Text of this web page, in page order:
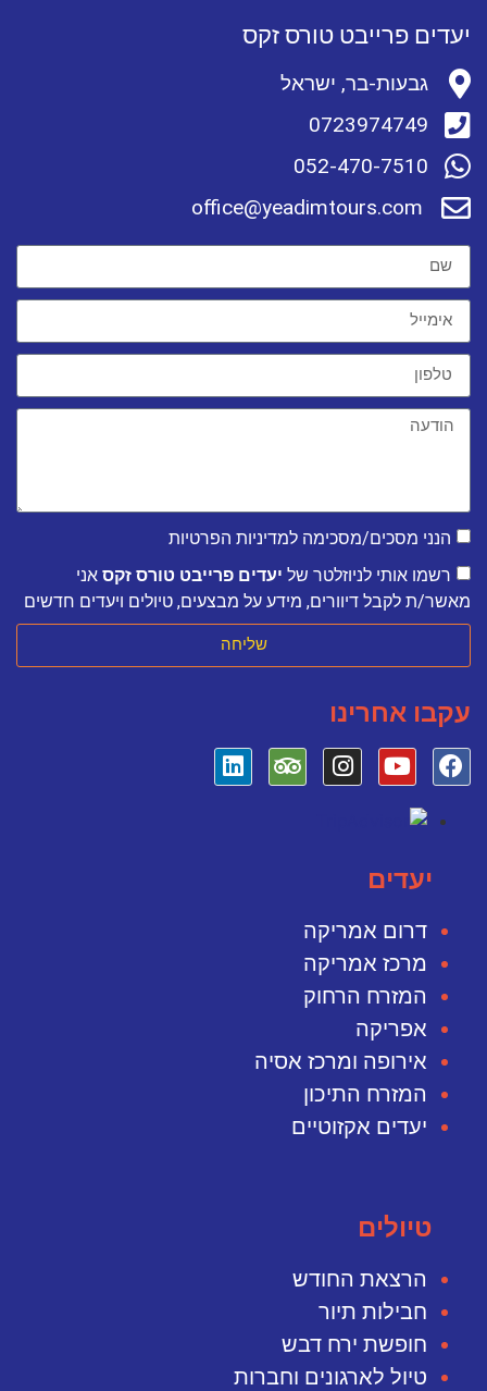
יעדים פרייבט טורס זקס
גבעות-בר, ישראל
0723974749
052-470-7510
הנני מסכים/מסכימה למדיניות הפרטיות
רשמו אותי לניוזלטר של יעדים פרייבט טורס זקס אני
מאשר/ת לקבל דיוורים, מידע על מבצעים, טיולים ויעדים חדשים
שליחה
עקבו אחרינו
יעדים
דרום אמריקה
מרכז אמריקה
המזרח הרחוק
אפריקה
אירופה ומרכז אסיה
המזרח התיכון
יעדים אקזוטיים
טיולים
הרצאת החודש
חבילות תיור
חופשת ירח דבש
טיול לארגונים וחברות